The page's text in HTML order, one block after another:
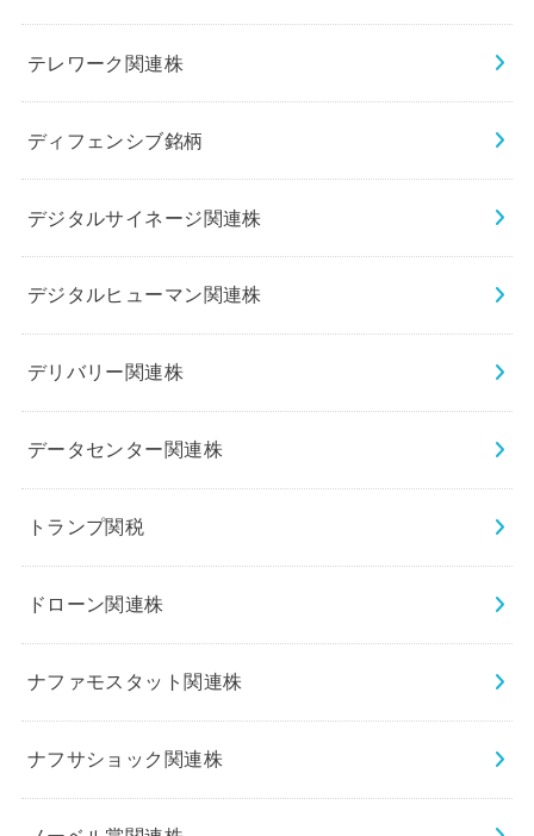
テレワーク関連株
ディフェンシブ銘柄
デジタルサイネージ関連株
デジタルヒューマン関連株
デリバリー関連株
データセンター関連株
トランプ関税
ドローン関連株
ナファモスタット関連株
ナフサショック関連株